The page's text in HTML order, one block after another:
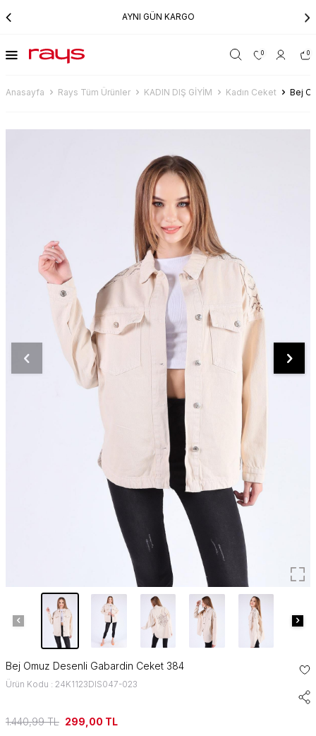
AYNI GÜN KARGO
0 0
Anasayfa Rays Tüm Ürünler KADIN DIŞ GİYİM Kadın Ceket Bej
Bej Omuz Desenli Gabardin Ceket 384
Ürün Kodu : 24K1123DIS047-023
1.440,99TL 299,00 TL